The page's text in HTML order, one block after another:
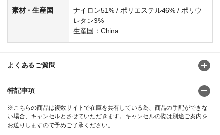
素材・生産国
ナイロン51% / ポリエステル46% / ポリウ
レタン3%
生産国：China
よくあるご質問
特記事項
※こちらの商品は複数サイトで在庫を共有している為、商品の手配ができな
い場合、キャンセルとさせていただきます。キャンセルの際は別途ご案内を
お送りしますので予めご了承ください。